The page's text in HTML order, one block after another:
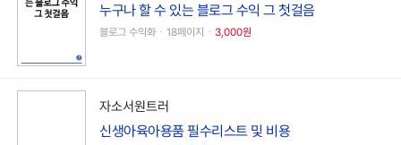
누구나 할 수 있는 블로그 수익 그 첫걸음
블로그 수익화ㆍ18페이지ㆍ 3,000원
자소서원트러
신생아육아용품 필수리스트 및 비용